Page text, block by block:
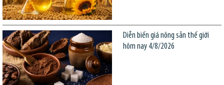
Diễn biến giá nông sản thế giới
hôm nay 4/8/2026